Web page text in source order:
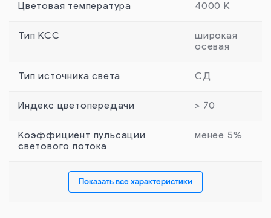
Цветовая температура 4000 К
Тип КСС
широкая
осевая
Тип источника света СД
Индекс цветопередачи > 70
Коэффициент пульсации
светового потока
менее 5%
Показать все характеристики